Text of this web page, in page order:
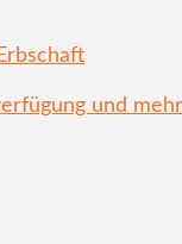
und mehr